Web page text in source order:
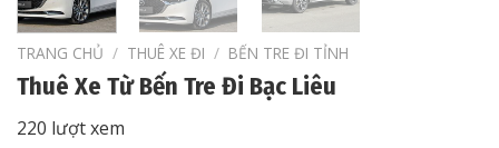
TRANG CHỦ / THUÊ XE ĐI / BẾN TRE ĐI TỈNH
Thuê Xe Từ Bến Tre Đi Bạc Liêu
220 lượt xem